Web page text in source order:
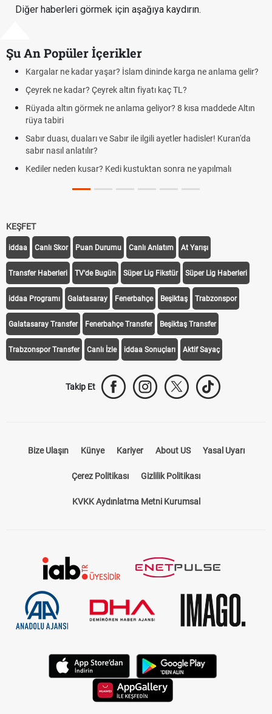
Diğer haberleri görmek için aşağıya kaydırın.
Şu An Popüler İçerikler
ne kadar yaşar? İslam dininde karga ne anlama gelir?
ne kadar? Çeyrek altın fiyatı kaç TL?
altın görmek ne anlama geliyor? 8 kısa maddede Altın
tabiri
duası, duaları ve Sabır ile ilgili ayetler hadisler! Kuran'da
nasıl anlatılır?
neden kusar? Kedi kustuktan sonra ne yapılmalı
KEŞFET
iddaa Canlı Skor Puan Durumu Canlı Anlatım At Yarışı
Transfer Haberleri TV'de Bugün Süper Lig Fikstür Süper Lig Haberleri
iddaa Programı Galatasaray Fenerbahçe Beşiktaş Trabzonspor
Galatasaray Transfer Fenerbahçe Transfer Beşiktaş Transfer
Trabzonspor Transfer Canlı İzle iddaa Sonuçları Aktif Sayaç
Takip Et
Bize Ulaşın Künye Kariyer About US Yasal Uyarı
Çerez Politikası Gizlilik Politikası
KVKK Aydınlatma Metni Kurumsal